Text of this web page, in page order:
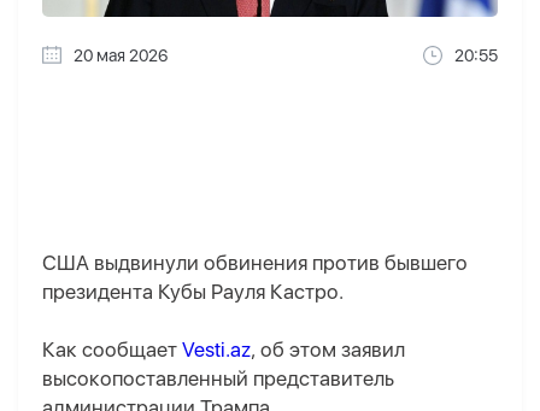
20 мая 2026 20:55
США выдвинули обвинения против бывшего
президента Кубы Рауля Кастро.
Как сообщает Vesti.az, об этом заявил
высокопоставленный представитель